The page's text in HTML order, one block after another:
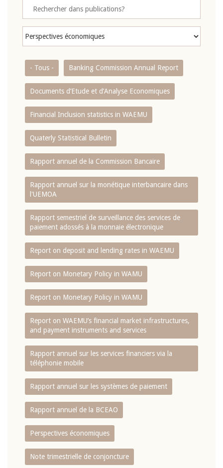
- Tous - Banking Commission Annual Report
Documents d’Etude et d’Analyse Economiques
Financial Inclusion statistics in WAEMU
Quaterly Statistical Bulletin
Rapport annuel de la Commission Bancaire
Rapport annuel sur la monétique interbancaire dans
l'UEMOA
Rapport semestriel de surveillance des services de
paiement adossés à la monnaie électronique
Report on deposit and lending rates in WAEMU
Report on Monetary Policy in WAMU
Report on Monetary Policy in WAMU
Report on WAEMU’s financial market infrastructures,
and payment instruments and services
Rapport annuel sur les services financiers via la
téléphonie mobile
Rapport annuel sur les systèmes de paiement
Rapport annuel de la BCEAO
Perspectives économiques
Note trimestrielle de conjoncture